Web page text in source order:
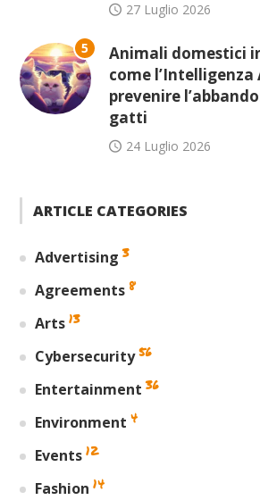
27 Luglio 2026
5
Animali domestici
come
prevenire
gatti
24 Luglio 2026
ARTICLE CATEGORIES
Advertising 3
Agreements 8
Arts 13
Cybersecurity 56
Entertainment 36
Environment 4
Events 12
Fashion 14